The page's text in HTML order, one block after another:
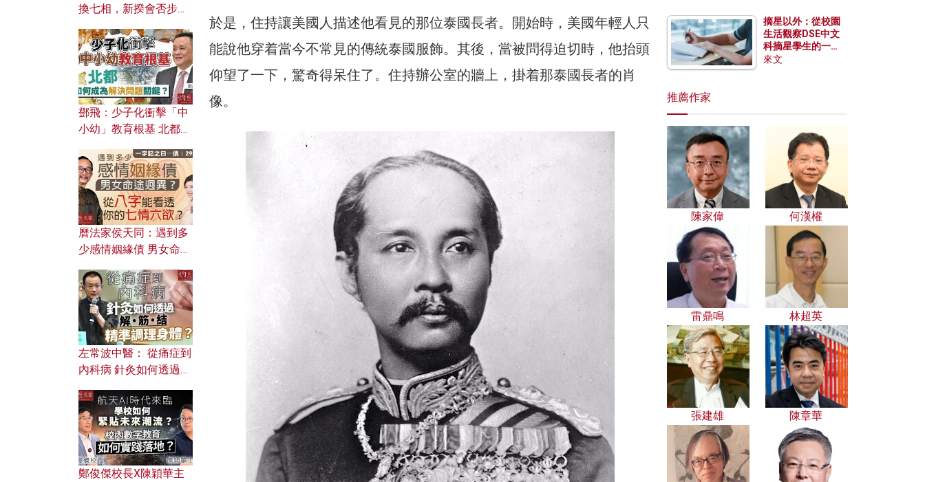
於是，住持讓美國人描述他看見的那位泰國長者。開始時，美國年輕人只
能說他穿着當今不常見的傳統泰國服飾。其後，當被問得迫切時，他抬頭
仰望了一下，驚奇得呆住了。住持辦公室的牆上，掛着那泰國長者的肖
像。
換七相，新揆會否步前
濟為何仍然低迷？
鄧飛：少子化衝擊「中
小幼」教育根基 北都如
曆法家侯天同：遇到多
少感情姻緣債 男女命途
的七情六欲？
左常波中醫： 從痛症到
內科病 針灸如何透過解
鄭俊傑校長X陳穎華主
摘星以外：從校園
生活觀察DSE中文
科摘星學生的一點
特質
來文
推薦作家
陳家偉 何漢權
雷鼎鳴 林超英
張建雄 陳章華